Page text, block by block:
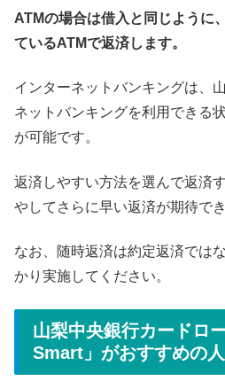
ATMの場合は借入と同じように
ているATMで返済します。
インターネットバンキングは、
ネットバンキングを利用できる
が可能です。
返済しやすい方法を選んで返済
やしてさらに早い返済が期待で
なお、随時返済は約定返済では
かり実施してください。
山梨中央銀行カードロ
Smart」がおすすめの人